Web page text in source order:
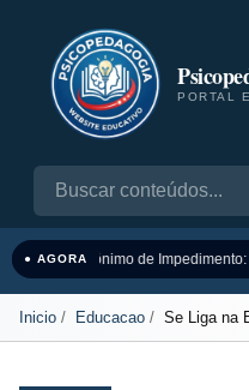
PORTAL
● AGORASinônimo de Impedimento:
Inicio Educacao Se Liga na